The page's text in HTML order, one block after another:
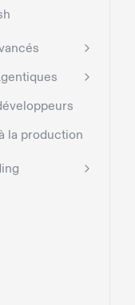
la production